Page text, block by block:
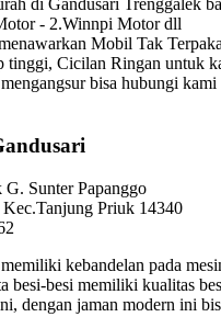
di Gandusari Trenggalek
- 2.Winnpi Motor dll
Mobil Tak
tinggi, Cicilan Ringan untuk
bisa hubungi kami
Sunter Papanggo
Priuk 14340
kebandelan pada
besi-besi memiliki kualitas
dengan jaman modern ini